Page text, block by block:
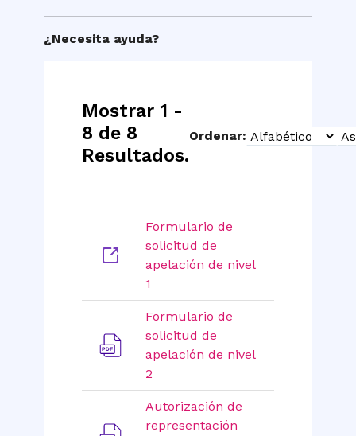
¿Necesita ayuda?
Mostrar 1 -
8 de 8
Resultados.
Ordenar:
Sort
Type
Sort
Order
Formulario de
solicitud de
apelación de nivel
1
Formulario de
solicitud de
apelación de nivel
2
Autorización de
representación